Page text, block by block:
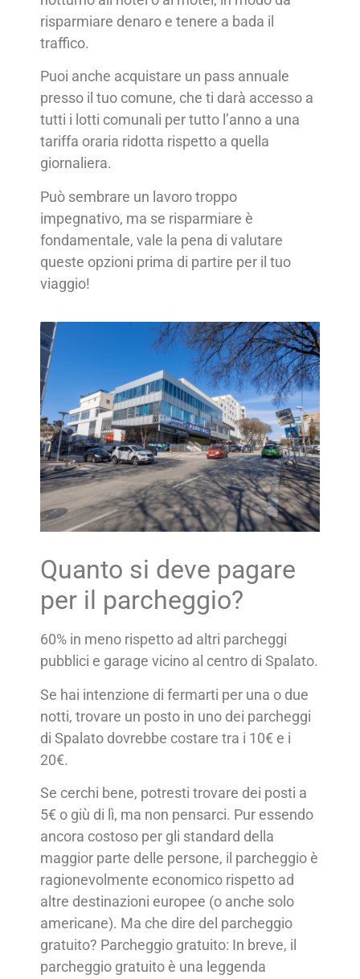
risparmiare denaro e tenere a bada il
traffico.
Puoi anche acquistare un pass annuale
presso il tuo comune, che ti darà accesso a
tutti i lotti comunali per tutto l’anno a una
tariffa oraria ridotta rispetto a quella
giornaliera.
Può sembrare un lavoro troppo
impegnativo, ma se risparmiare è
fondamentale, vale la pena di valutare
queste opzioni prima di partire per il tuo
viaggio!
Quanto si deve pagare
per il parcheggio?
60% in meno rispetto ad altri parcheggi
pubblici e garage vicino al centro di Spalato.
Se hai intenzione di fermarti per una o due
notti, trovare un posto in uno dei parcheggi
di Spalato dovrebbe costare tra i 10€ e i
20€.
Se cerchi bene, potresti trovare dei posti a
5€ o giù di lì, ma non pensarci. Pur essendo
ancora costoso per gli standard della
maggior parte delle persone, il parcheggio è
ragionevolmente economico rispetto ad
altre destinazioni europee (o anche solo
americane). Ma che dire del parcheggio
gratuito? Parcheggio gratuito: In breve, il
parcheggio gratuito è una leggenda